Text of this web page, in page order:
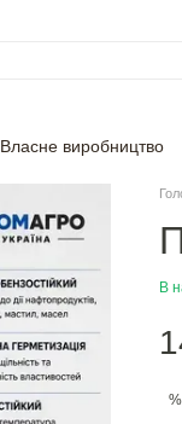
Власне виробництво
В
%